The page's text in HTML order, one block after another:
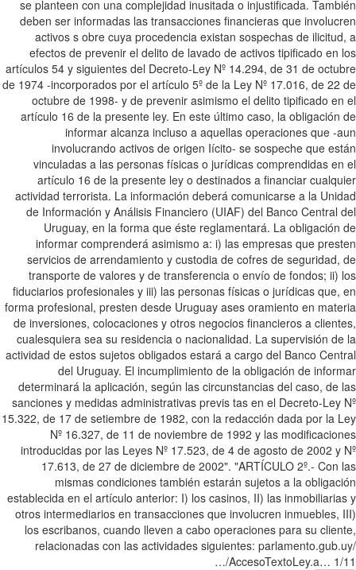
se planteen con una complejidad inusitada o injustificada.
deben ser informadas las transacciones financieras que
activos s obre cuya procedencia existan sospechas de
efectos de prevenir el delito de lavado de activos tipificado en
artículos 54 y siguientes del Decreto-Ley Nº 14.294, de 31 de
de 1974 -incorporados por el artículo 5º de la Ley Nº 17.016, de 22
octubre de 1998- y de prevenir asimismo el delito tipificado
artículo 16 de la presente ley. En este último caso, la obligación
informar alcanza incluso a aquellas operaciones que -
involucrando activos de origen Iícito- se sospeche que
vinculadas a las personas físicas o jurídicas comprendidas
artículo 16 de la presente ley o destinados a financiar
actividad terrorista. La información deberá comunicarse a la
de Información y Análisis Financiero (UIAF) del Banco Central
Uruguay, en la forma que éste reglamentará. La obligación
informar comprenderá asimismo a: i) las empresas que
servicios de arrendamiento y custodia de cofres de seguridad,
transporte de valores y de transferencia o envío de fondos; ii)
fiduciarios profesionales y iii) las personas físicas o jurídicas que,
forma profesional, presten desde Uruguay ases oramiento en
de inversiones, colocaciones y otros negocios financieros a
cualesquiera sea su residencia o nacionalidad. La supervisión
actividad de estos sujetos obligados estará a cargo del Banco
del Uruguay. El incumplimiento de la obligación de
determinará la aplicación, según las circunstancias del caso, de
sanciones y medidas administrativas previs tas en el Decreto-Ley
15.322, de 17 de setiembre de 1982, con la redacción dada por la
Nº 16.327, de 11 de noviembre de 1992 y las
introducidas por las Leyes Nº 17.523, de 4 de agosto de 2002 y
17.613, de 27 de diciembre de 2002". "ARTÍCULO 2º.- Con
mismas condiciones también estarán sujetos a la
establecida en el artículo anterior: I) los casinos, II) las
otros intermediarios en transacciones que involucren inmuebles,
los escribanos, cuando lleven a cabo operaciones para su
relacionadas con las actividades siguientes:
…/AccesoTextoLey.a…